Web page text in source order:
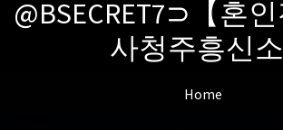
@BSECRET7⊃【혼
사청주흥신
Home